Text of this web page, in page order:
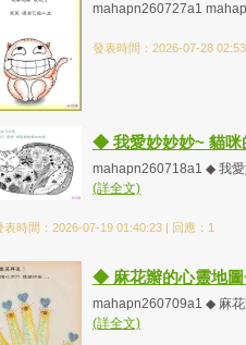
mahapn260727a1
發表時間：2026-07-28
◆ 我愛妙妙妙~ 貓
mahapn260718a1 ◆ 我
(詳全文)
表時間：2026-07-19 01:40:23 | 回應：1
◆ 麻花辮的心靈地
mahapn260709a1 ◆ 麻
(詳全文)